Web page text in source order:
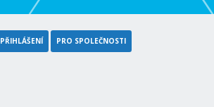
PŘIHLÁŠENÍ PRO SPOLEČNOSTI